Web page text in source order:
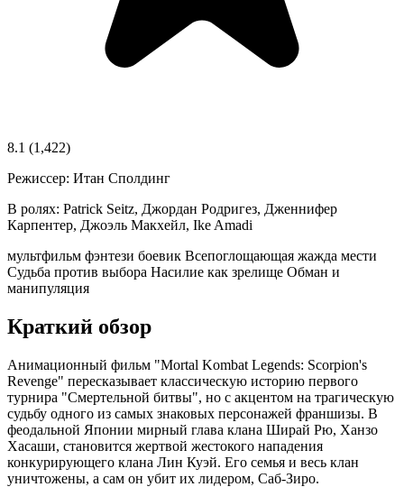
8.1 (1,422)
Режиссер: Итан Сполдинг
В ролях: Patrick Seitz, Джордан Родригез, Дженнифер
Карпентер, Джоэль Макхейл, Ike Amadi
мультфильм фэнтези боевик Всепоглощающая жажда мести
Судьба против выбора Насилие как зрелище Обман и
манипуляция
Краткий обзор
Анимационный фильм "Mortal Kombat Legends: Scorpion's
Revenge" пересказывает классическую историю первого
турнира "Смертельной битвы", но с акцентом на трагическую
судьбу одного из самых знаковых персонажей франшизы. В
феодальной Японии мирный глава клана Ширай Рю, Ханзо
Хасаши, становится жертвой жестокого нападения
конкурирующего клана Лин Куэй. Его семья и весь клан
уничтожены, а сам он убит их лидером, Саб-Зиро.